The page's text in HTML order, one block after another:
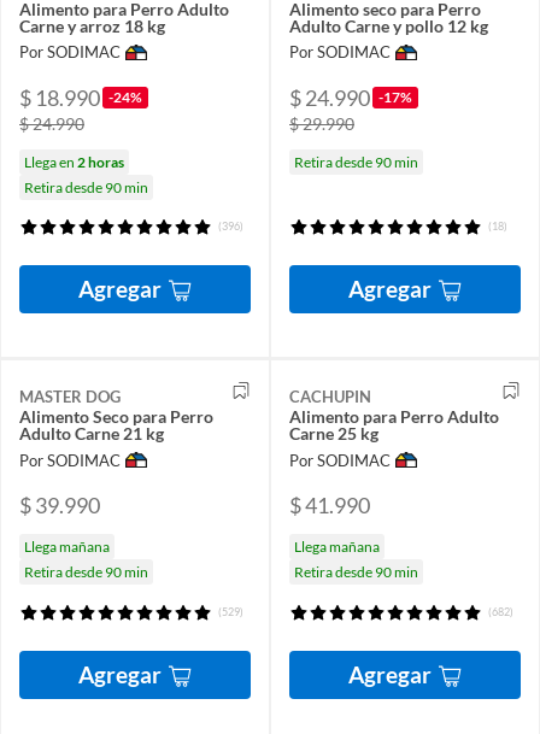
Alimento para Perro Adulto
Carne y arroz 18 kg
Por SODIMAC
$ 18.990 -24%
$ 24.990
Llega en 2 horas
Retira desde 90 min
(396)
Agregar
Alimento seco para Perro
Adulto Carne y pollo 12 kg
Por SODIMAC
$ 24.990 -17%
$ 29.990
Retira desde 90 min
(18)
Agregar
MASTER DOG
Alimento Seco para Perro
Adulto Carne 21 kg
Por SODIMAC
$ 39.990
Llega mañana
Retira desde 90 min
(529)
Agregar
CACHUPIN
Alimento para Perro Adulto
Carne 25 kg
Por SODIMAC
$ 41.990
Llega mañana
Retira desde 90 min
(682)
Agregar